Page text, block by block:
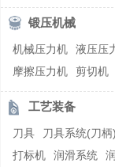
立式镗(铣)床
卧式
龙门铣镗床
立式铣床
卧式铣床
平面磨床
外圆磨床
内圆磨床
龙门磨床
滚齿机\铣齿机
刨床
锻压机械
机械压力机
液压压
摩擦压力机
剪切机
自动锻压机
折弯机
快速成型机
工艺装备
刀具 刀具系统(刀柄)
打标机
润滑系统